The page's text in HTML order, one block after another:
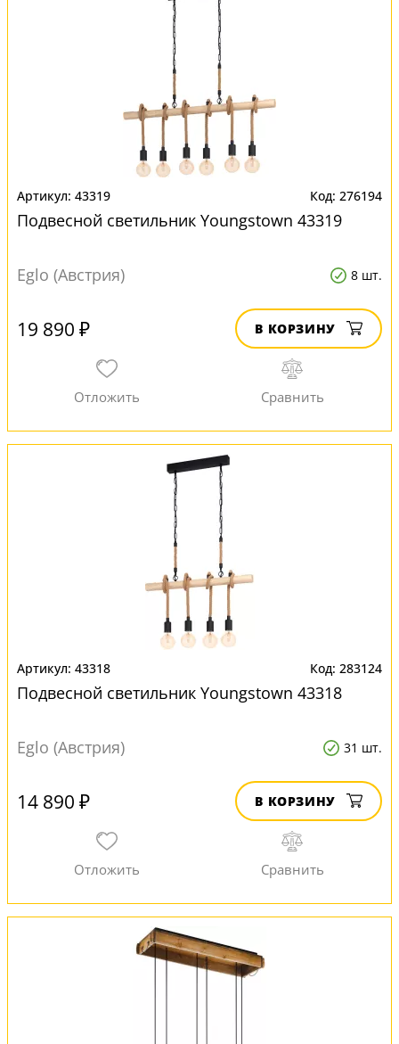
43319 276194
Подвесной светильник Youngstown 43319
Eglo (Австрия) 8 шт.
19 890 ₽ В КОРЗИНУ
43318 283124
Подвесной светильник Youngstown 43318
Eglo (Австрия) 31 шт.
14 890 ₽ В КОРЗИНУ